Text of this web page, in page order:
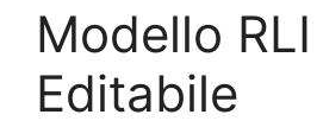
Modello RLI
Editabile